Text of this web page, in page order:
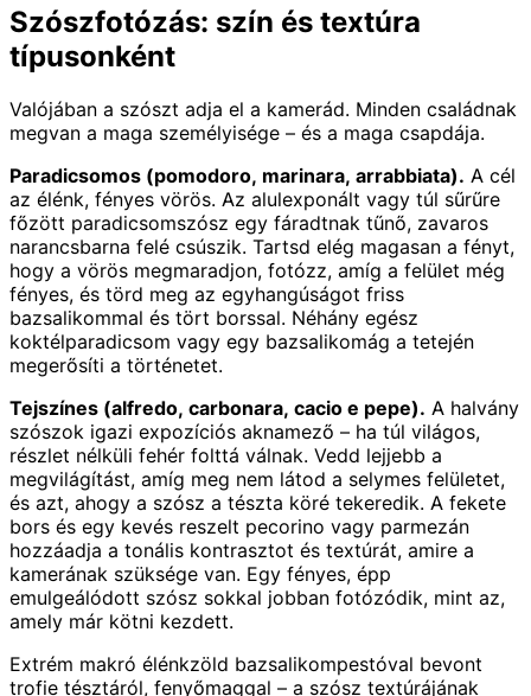
Szószfotózás: szín és textúra
típusonként
Valójában a szószt adja el a kamerád. Minden családnak
megvan a maga személyisége – és a maga csapdája.
Paradicsomos (pomodoro, marinara, arrabbiata). A cél
az élénk, fényes vörös. Az alulexponált vagy túl sűrűre
főzött paradicsomszósz egy fáradtnak tűnő, zavaros
narancsbarna felé csúszik. Tartsd elég magasan a fényt,
hogy a vörös megmaradjon, fotózz, amíg a felület még
fényes, és törd meg az egyhangúságot friss
bazsalikommal és tört borssal. Néhány egész
koktélparadicsom vagy egy bazsalikomág a tetején
megerősíti a történetet.
Tejszínes (alfredo, carbonara, cacio e pepe). A halvány
szószok igazi expozíciós aknamező – ha túl világos,
részlet nélküli fehér folttá válnak. Vedd lejjebb a
megvilágítást, amíg meg nem látod a selymes felületet,
és azt, ahogy a szósz a tészta köré tekeredik. A fekete
bors és egy kevés reszelt pecorino vagy parmezán
hozzáadja a tonális kontrasztot és textúrát, amire a
kamerának szüksége van. Egy fényes, épp
emulgeálódott szósz sokkal jobban fotózódik, mint az,
amely már kötni kezdett.
Extrém makró élénkzöld bazsalikompestóval bevont
trofie tésztáról, fenyőmaggal – a szósz textúrájának